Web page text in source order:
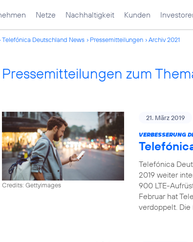
Netze Nachhaltigkeit Kunden
Telefónica Deutschland News Pressemitteilungen Archiv 2021
Pressemitteilungen zum
Credits: Gettyimages
21. März 2019
VERBESSERUNG
Telefónica
2019 weiter
900 LTE-
Februar hat
verdoppelt.